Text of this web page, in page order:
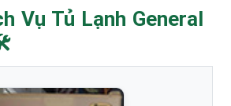
Vụ Tủ Lạnh General